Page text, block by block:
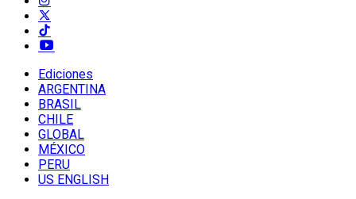
Ediciones
ARGENTINA
BRASIL
CHILE
GLOBAL
MÉXICO
PERU
US ENGLISH